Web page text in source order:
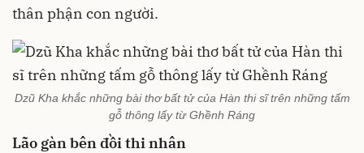
thân phận con người.
Dzũ Kha khắc những bài thơ bất tử của Hàn thi sĩ trên những tấm
gỗ thông lấy từ Ghềnh Ráng
Lão gàn bên đồi thi nhân